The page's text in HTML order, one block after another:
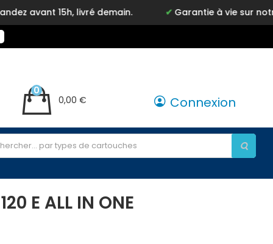
15h, livré demain. Garantie à vie sur notre marque
0,00 €
0
Connexion
E ALL IN ONE